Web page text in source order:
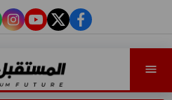
facebook
twitter